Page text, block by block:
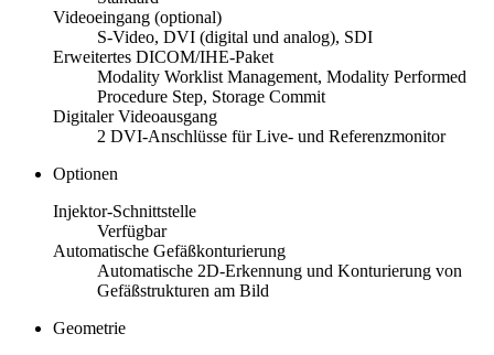
Videoeingang (optional)
S-Video, DVI (digital und analog), SDI
Erweitertes DICOM/IHE-Paket
Modality Worklist Management, Modality Performed
Procedure Step, Storage Commit
Digitaler Videoausgang
2 DVI‑Anschlüsse für Live- und Referenzmonitor
Optionen
Injektor-Schnittstelle
Verfügbar
Automatische Gefäßkonturierung
Automatische 2D-Erkennung und Konturierung von
Gefäßstrukturen am Bild
Geometrie